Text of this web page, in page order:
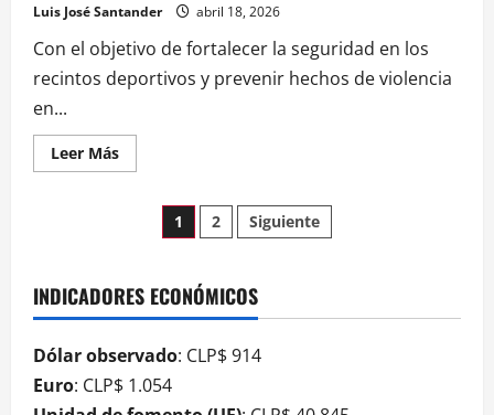
Luis José Santander abril 18, 2026
Con el objetivo de fortalecer la seguridad en los
recintos deportivos y prevenir hechos de violencia
en...
Leer Más
1 2 Siguiente
INDICADORES ECONÓMICOS
Dólar observado: CLP$ 914
Euro: CLP$ 1.054